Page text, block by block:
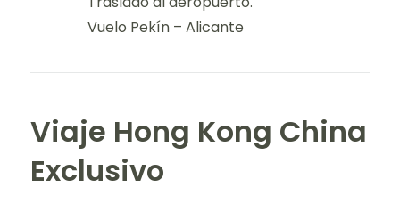
Vuelo Pekín – Alicante
Viaje Hong Kong China
Exclusivo